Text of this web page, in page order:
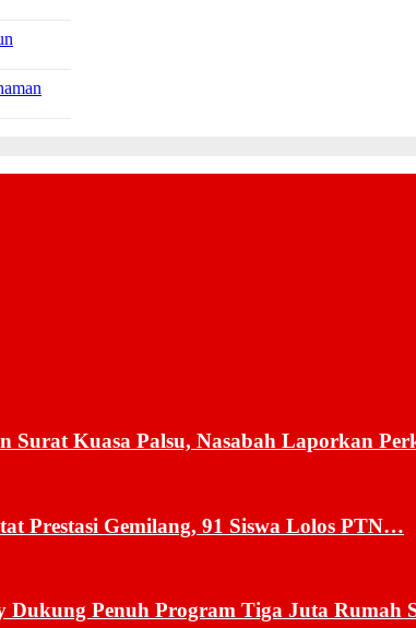
Surat Kuasa Palsu, Nasabah Laporkan
Prestasi Gemilang, 91 Siswa Lolos PTN…
Dukung Penuh Program Tiga Juta Rumah